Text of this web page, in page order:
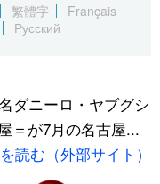
Русский
繁體字
Français
Русский
ダニーロ・ヤブグシ
＝が7月の名古屋...
読む（外部サイト）